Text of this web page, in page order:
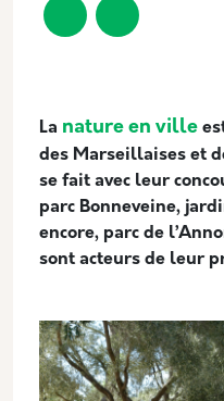
La nature en ville
des Marseillaises et
se fait avec leur
parc Bonneveine,
encore, parc de
sont acteurs de leur